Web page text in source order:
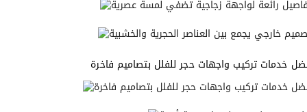
خدمات تركيب واجهات حجر للفلل بتصاميم فاخرة